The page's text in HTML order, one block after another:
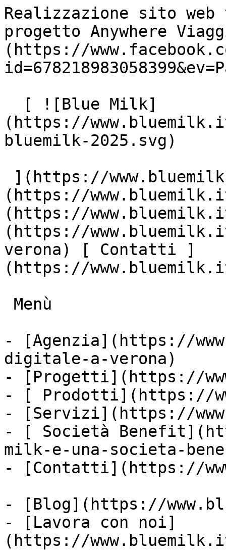
Realizzazione sito
progetto Anywhere
(https://
(https://
bluemilk-2025.svg)
(https://
(https://
(https://
verona) [ Contatti ]
(https://
- [Agenzia](https://
digitale-a-verona)
- [Progetti](https://
- [ Prodotti](https://
- [Servizi](https://
- [ Società
milk-e-una-societa-
- [Contatti](https://
- [Blog](https://
- [Lavora con noi]
(https://